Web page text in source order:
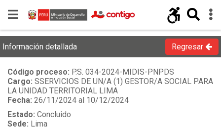
Información detallada Regresar
Código proceso: P.S. 034-2024-MIDIS-PNPDS
Cargo: SSERVICIOS DE UN/A (1) GESTOR/A SOCIAL PARA
LA UNIDAD TERRITORIAL LIMA
Fecha: 26/11/2024 al 10/12/2024
Estado: Concluido
Sede: Lima